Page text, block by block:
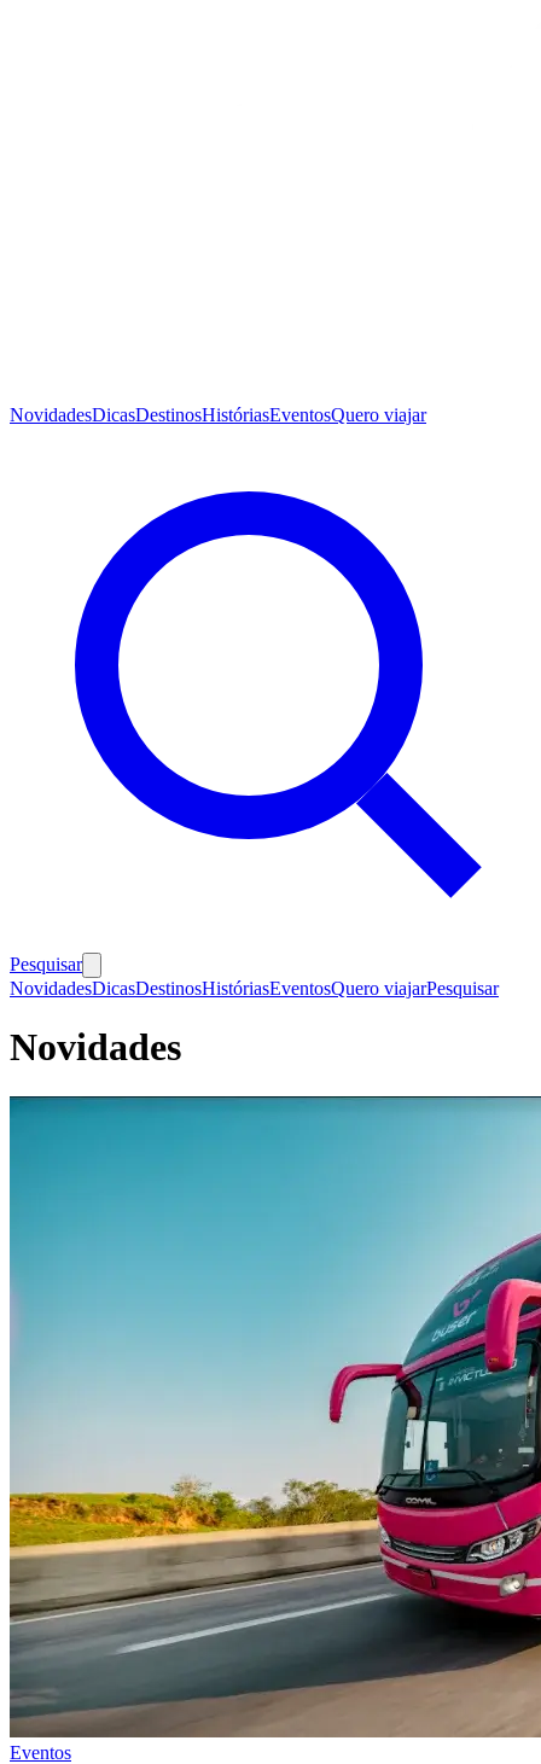
NovidadesDicasDestinosHistóriasEventosQuero viajar
Pesquisar
NovidadesDicasDestinosHistóriasEventosQuero viajarPesquisar
Novidades
Eventos